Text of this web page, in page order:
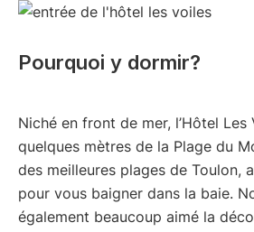
Pourquoi y dormir?
Niché en front de mer, l’Hôtel Les
quelques mètres de la Plage du
des meilleures plages de Toulon,
pour vous baigner dans la baie.
également beaucoup aimé la